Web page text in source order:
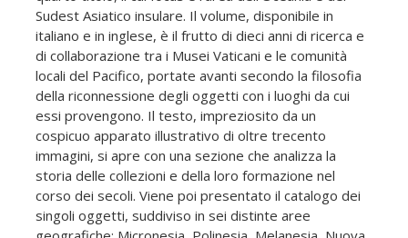
Sudest Asiatico insulare. Il volume, disponibile in
italiano e in inglese, è il frutto di dieci anni di ricerca e
di collaborazione tra i Musei Vaticani e le comunità
locali del Pacifico, portate avanti secondo la filosofia
della riconnessione degli oggetti con i luoghi da cui
essi provengono. Il testo, impreziosito da un
cospicuo apparato illustrativo di oltre trecento
immagini, si apre con una sezione che analizza la
storia delle collezioni e della loro formazione nel
corso dei secoli. Viene poi presentato il catalogo dei
singoli oggetti, suddiviso in sei distinte aree